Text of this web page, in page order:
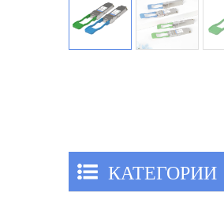
КАТЕГОРИИ